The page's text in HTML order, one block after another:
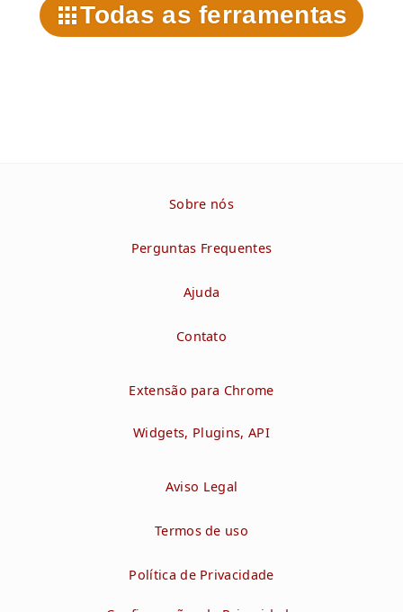
Todas as ferramentas
Sobre nós
Perguntas Frequentes
Ajuda
Contato
Extensão para Chrome
Widgets, Plugins, API
Aviso Legal
Termos de uso
Política de Privacidade